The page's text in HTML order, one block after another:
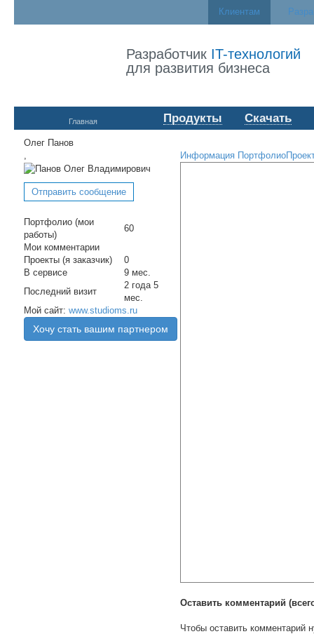
Клиентам
Разработчик IT-технологий
для развития бизнеса
Главная Продукты Скачать
Олег Панов
,
Информация Портфолио
Отправить сообщение
Портфолио (мои
работы)
60
Мои комментарии
Проекты (я заказчик)
0
В сервисе
9 мес.
Последний визит
2 года 5
мес.
Мой сайт: www.studioms.ru
Хочу стать вашим партнером
Оставить комментарий
Чтобы оставить комментарий